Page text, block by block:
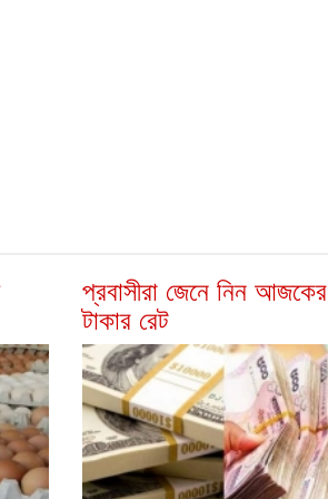
প্রবাসীরা জেনে নিন আজকের
টাকার রেট